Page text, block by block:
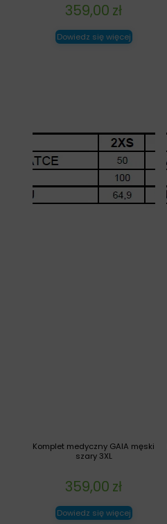
359,00 zł
Dowiedz się więcej
Komplet medyczny GAIA męski
szary 3XL
359,00 zł
Dowiedz się więcej